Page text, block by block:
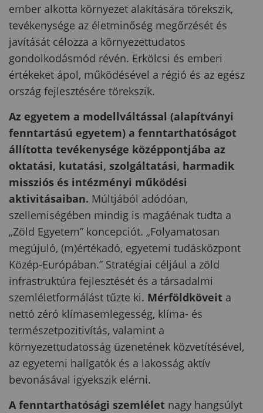
ember alkotta környezet alakítására törekszik,
tevékenysége az életminőség megőrzését és
javítását célozza a környezettudatos
gondolkodásmód révén. Erkölcsi és emberi
értékeket ápol, működésével a régió és az egész
ország fejlesztésére törekszik.
Az egyetem a modellváltással (alapítványi
fenntartású egyetem) a fenntarthatóságot
állította tevékenysége középpontjába az
oktatási, kutatási, szolgáltatási, harmadik
missziós és intézményi működési
aktivitásaiban. Múltjából adódóan,
szellemiségében mindig is magáénak tudta a
„Zöld Egyetem” koncepciót. „Folyamatosan
megújuló, (m)értékadó, egyetemi tudásközpont
Közép-Európában.” Stratégiai céljául a zöld
infrastruktúra fejlesztését és a társadalmi
szemléletformálást tűzte ki. Mérföldköveit a
nettó zéró klímasemlegesség, klíma- és
természetpozitivítás, valamint a
környezettudatosság üzenetének közvetítésével,
az egyetemi hallgatók és a lakosság aktív
bevonásával igyekszik elérni.
A fenntarthatósági szemlélet nagy hangsúlyt